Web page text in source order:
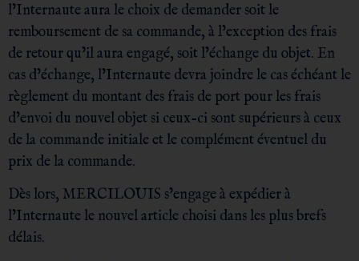
l’Internaute aura le choix de demander soit le
remboursement de sa commande, à l’exception des frais
de retour qu’il aura engagé, soit l’échange du objet. En
cas d’échange, l’Internaute devra joindre le cas échéant le
règlement du montant des frais de port pour les frais
d’envoi du nouvel objet si ceux-ci sont supérieurs à ceux
de la commande initiale et le complément éventuel du
prix de la commande.
Dès lors, MERCILOUIS s’engage à expédier à
l’Internaute le nouvel article choisi dans les plus brefs
délais.